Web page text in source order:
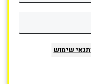
שימוש